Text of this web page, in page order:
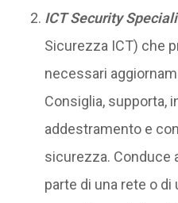
ICT Security
Sicurezza ICT) che
necessari
Consiglia, supporta,
addestramento e
sicurezza. Conduce
parte di una rete o